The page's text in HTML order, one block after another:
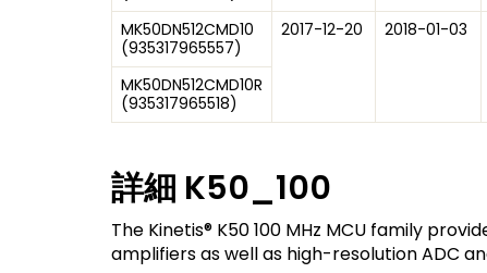
MK50DN512CMD10
(935317965557)
2017-12-20 2018-01-03
MK50DN512CMD10R
(935317965518)
詳細 K50_100
The Kinetis® K50 100 MHz MCU family
amplifiers as well as high-resolution ADC